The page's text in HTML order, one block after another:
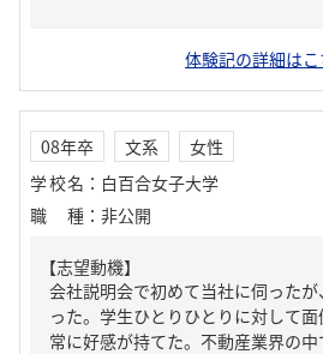
体験記の詳細はこ
08年卒 文系
女性
学校名 ： 白百合女子大学
職種 ： 非公開
【志望動機】
会社説明会で初めて当社に伺った
った。学生ひとりひとりに対して
常に好感が持てた。不動産業界の